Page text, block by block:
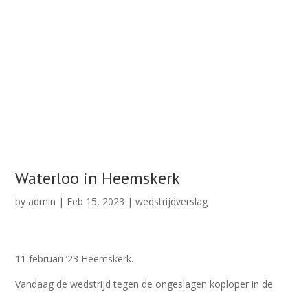
Waterloo in Heemskerk
by admin | Feb 15, 2023 |wedstrijdverslag
11 februari ’23 Heemskerk.
Vandaag de wedstrijd tegen de ongeslagen koploper in de